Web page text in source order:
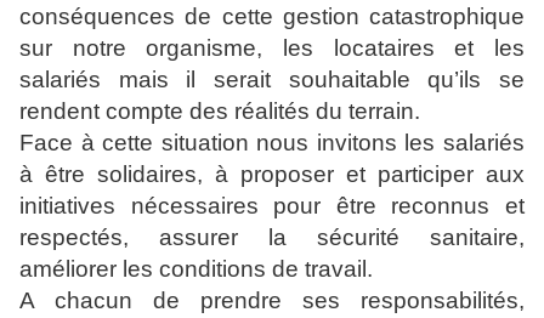
conséquences de cette gestion catastrophique
sur notre organisme, les locataires et les
salariés mais il serait souhaitable qu’ils se
rendent compte des réalités du terrain.
Face à cette situation nous invitons les salariés
à être solidaires, à proposer et participer aux
initiatives nécessaires pour être reconnus et
respectés, assurer la sécurité sanitaire,
améliorer les conditions de travail.
A chacun de prendre ses responsabilités,